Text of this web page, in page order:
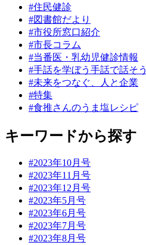
#住民健診
#図書館だより
#市役所窓口紹介
#市長コラム
#当番医・乳幼児健診情報
#手話を学ぼう手話で話そう
#未来をつなぐ、人と企業
#特集
#食推さんのうま塩レシピ
キーワードから探す
#2023年10月号
#2023年11月号
#2023年12月号
#2023年5月号
#2023年6月号
#2023年7月号
#2023年8月号